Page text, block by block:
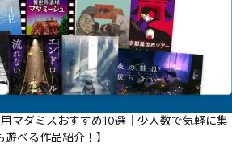
マダミスおすすめ10選｜少人数で気軽に集
べる作品紹介！】